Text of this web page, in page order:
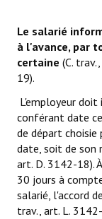
Le salarié
à l'avance, par
certaine (C.
19).
L'employeur
conférant date
de départ choisie
date, soit de son
art. D. 3142-18).
30 jours à
salarié, l'accord
trav., art. L.